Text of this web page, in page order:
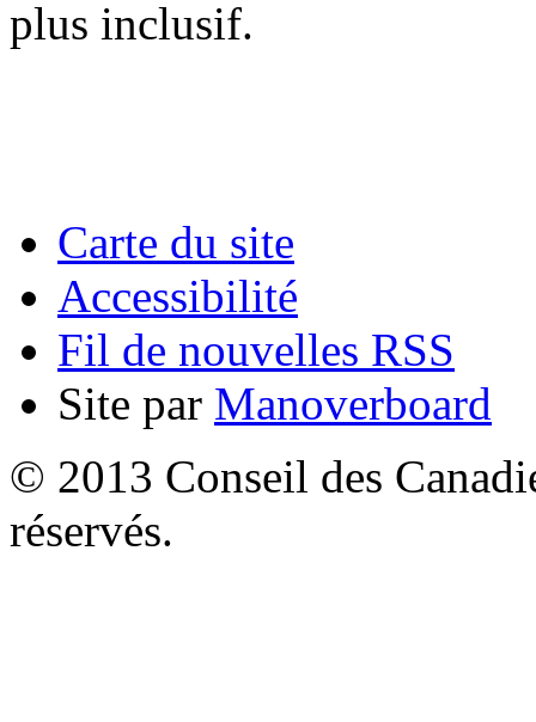
plus inclusif.
Carte du site
Accessibilité
Fil de nouvelles RSS
Site par Manoverboard
© 2013 Conseil des
réservés.